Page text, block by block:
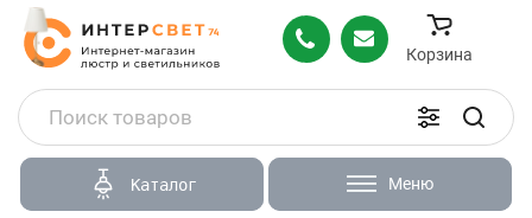
Корзина
Каталог Меню